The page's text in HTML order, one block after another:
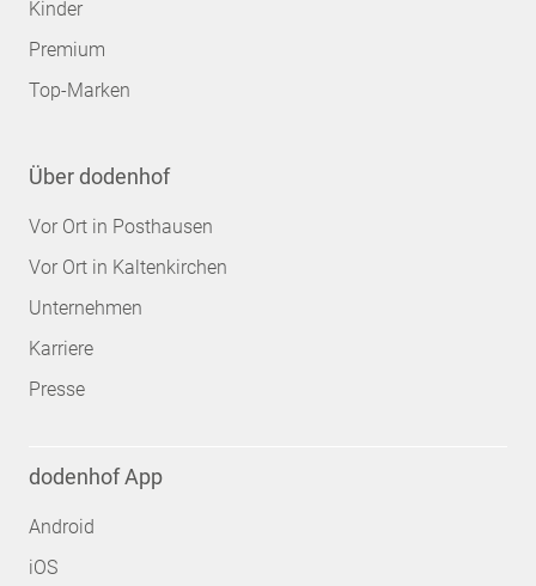
Kinder
Premium
Top-Marken
Über dodenhof
Vor Ort in Posthausen
Vor Ort in Kaltenkirchen
Unternehmen
Karriere
Presse
dodenhof App
Android
iOS